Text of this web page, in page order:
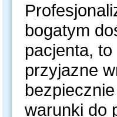
bogatym
pacjenta,
przyjazne
warunki do